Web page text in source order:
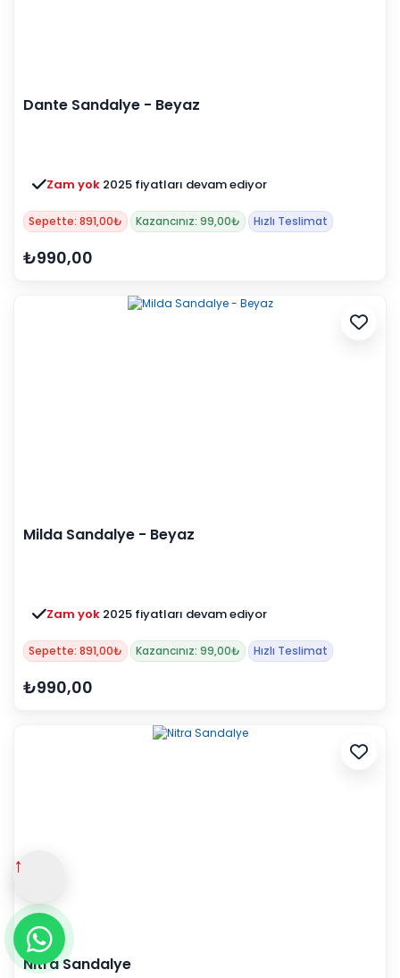
Dante Sandalye - Beyaz
Zam yok 2025 fiyatları devam ediyor
Sepette: 891,00₺ Kazancınız: 99,00₺ Hızlı Teslimat
₺990,00
Milda Sandalye - Beyaz
Zam yok 2025 fiyatları devam ediyor
Sepette: 891,00₺ Kazancınız: 99,00₺ Hızlı Teslimat
₺990,00
Nitra Sandalye
↑